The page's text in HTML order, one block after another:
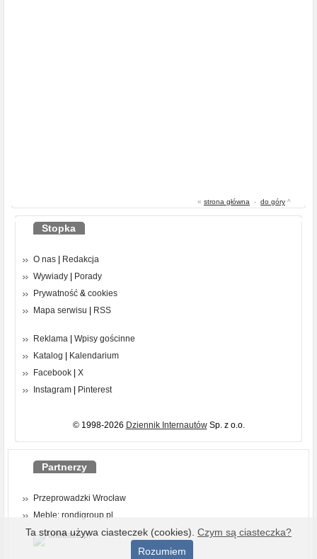
« strona główna - do góry ^
Stopka
O nas
Redakcja
Wywiady
Porady
Prywatność & cookies
Mapa serwisu
RSS
Reklama
Wpisy gościnne
Katalog
Kalendarium
Facebook
X
Instagram
Pinterest
© 1998-2026 Dziennik InternautówSp. z o.o.
Partnerzy
Przeprowadzki Wrocław
Meble: rondigroup.pl
Ta strona używa ciasteczek (cookies). Czym są ciasteczka?
Rozumiem